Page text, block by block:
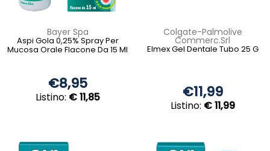
Bayer Spa
Aspi Gola 0,25% Spray Per
Mucosa Orale Flacone Da 15 Ml
€8,95
Listino: € 11,85
Colgate-Palmolive
Commerc.Srl
Elmex Gel Dentale Tubo 25 G
€11,99
Listino: € 11,99